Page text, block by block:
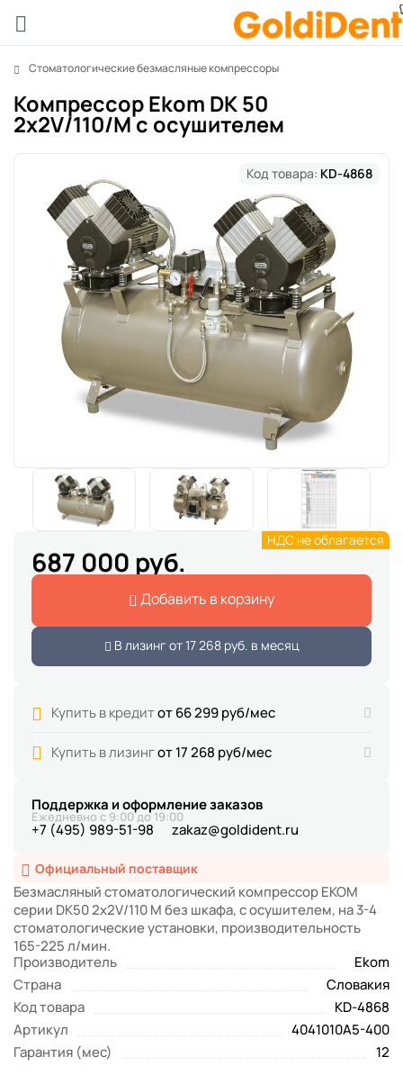
Стоматологические безмасляные компрессоры
Компрессор Ekom DK 50
2х2V/110/M с осушителем
Код товара: KD-4868
Официальный поставщик
Безмасляный стоматологический компрессор EKOM
серии DK50 2x2V/110 M без шкафа, с осушителем, на 3-4
стоматологические установки, производительность
165-225 л/мин.
Производитель
Ekom
Страна
Словакия
Код товара
KD-4868
Артикул
4041010А5-400
Гарантия (мес)
12
687 000 руб.
Добавить в корзину
В лизинг от17 268 руб. в месяц
НДС не облагается
Купить в кредитот 66 299 руб/мес
Купить в лизингот 17 268 руб/мес
Поддержка и оформление заказов
Ежедневно с 9:00 до 19:00
+7 (495) 989-51-98 zakaz@goldident.ru